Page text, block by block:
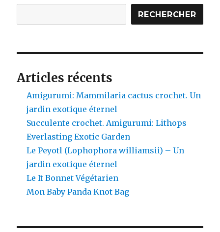
RECHERCHER
Articles récents
Amigurumi: Mammilaria cactus crochet. Un
jardin exotique éternel
Succulente crochet. Amigurumi: Lithops
Everlasting Exotic Garden
Le Peyotl (Lophophora williamsii) – Un
jardin exotique éternel
Le It Bonnet Végétarien
Mon Baby Panda Knot Bag